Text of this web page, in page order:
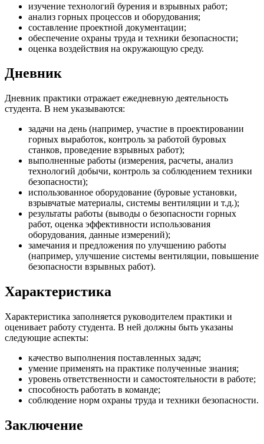
изучение технологий бурения и взрывных работ;
анализ горных процессов и оборудования;
составление проектной документации;
обеспечение охраны труда и техники безопасности;
оценка воздействия на окружающую среду.
Дневник
Дневник практики отражает ежедневную деятельность
студента. В нем указываются:
задачи на день (например, участие в проектировании
горных выработок, контроль за работой буровых
станков, проведение взрывных работ);
выполненные работы (измерения, расчеты, анализ
технологий добычи, контроль за соблюдением техники
безопасности);
использованное оборудование (буровые установки,
взрывчатые материалы, системы вентиляции и т.д.);
результаты работы (выводы о безопасности горных
работ, оценка эффективности использования
оборудования, данные измерений);
замечания и предложения по улучшению работы
(например, улучшение системы вентиляции, повышение
безопасности взрывных работ).
Характеристика
Характеристика заполняется руководителем практики и
оценивает работу студента. В ней должны быть указаны
следующие аспекты:
качество выполнения поставленных задач;
умение применять на практике полученные знания;
уровень ответственности и самостоятельности в работе;
способность работать в команде;
соблюдение норм охраны труда и техники безопасности.
Заключение